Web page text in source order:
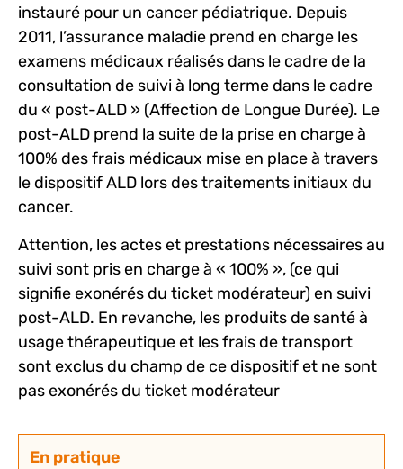
instauré pour un cancer pédiatrique. Depuis
2011, l’assurance maladie prend en charge les
examens médicaux réalisés dans le cadre de la
consultation de suivi à long terme dans le cadre
du « post-ALD » (Affection de Longue Durée). Le
post-ALD prend la suite de la prise en charge à
100% des frais médicaux mise en place à travers
le dispositif ALD lors des traitements initiaux du
cancer.
Attention, les actes et prestations nécessaires au
suivi sont pris en charge à « 100% », (ce qui
signifie exonérés du ticket modérateur) en suivi
post-ALD. En revanche, les produits de santé à
usage thérapeutique et les frais de transport
sont exclus du champ de ce dispositif et ne sont
pas exonérés du ticket modérateur
En pratique